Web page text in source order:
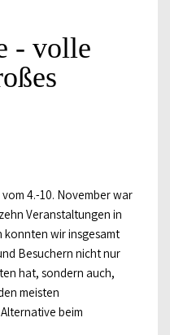
- volle
4.-10. November war
Veranstaltungen in
wir insgesamt
Besuchern nicht nur
hat, sondern auch,
meisten
beim